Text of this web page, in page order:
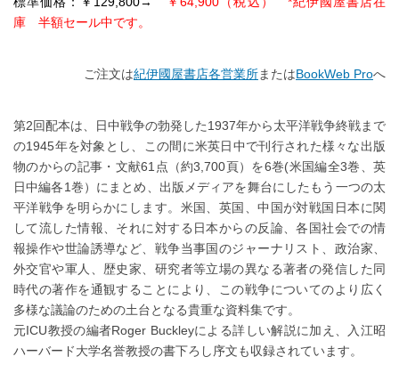
庫 半額セール中です。
ご注文は紀伊國屋書店各営業所またはBookWeb Proへ
第2回配本は、日中戦争の勃発した1937年から太平洋戦争終戦まで
の1945年を対象とし、この間に米英日中で刊行された様々な出版
物のからの記事・文献61点（約3,700頁）を6巻(米国編全3巻、英
日中編各1巻）にまとめ、出版メディアを舞台にしたもう一つの太
平洋戦争を明らかにします。米国、英国、中国が対戦国日本に関
して流した情報、それに対する日本からの反論、各国社会での情
報操作や世論誘導など、戦争当事国のジャーナリスト、政治家、
外交官や軍人、歴史家、研究者等立場の異なる著者の発信した同
時代の著作を通観することにより、この戦争についてのより広く
多様な議論のための土台となる貴重な資料集です。
元ICU教授の編者Roger Buckleyによる詳しい解説に加え、入江昭
ハーバード大学名誉教授の書下ろし序文も収録されています。